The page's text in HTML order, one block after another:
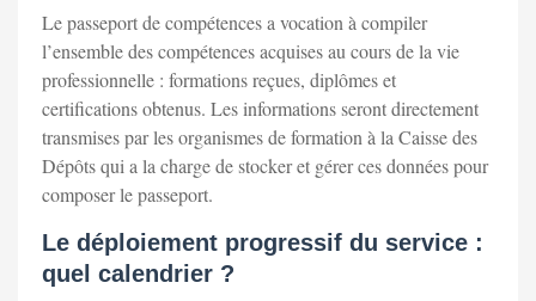
Le passeport de compétences a vocation à compiler
l’ensemble des compétences acquises au cours de la vie
professionnelle : formations reçues, diplômes et
certifications obtenus. Les informations seront directement
transmises par les organismes de formation à la Caisse des
Dépôts qui a la charge de stocker et gérer ces données pour
composer le passeport.
Le déploiement progressif du service :
quel calendrier ?